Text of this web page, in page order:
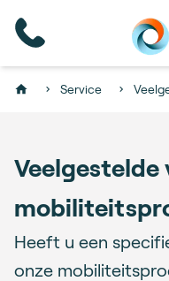
Home Service
Veelgestelde
Heeft u een
onze